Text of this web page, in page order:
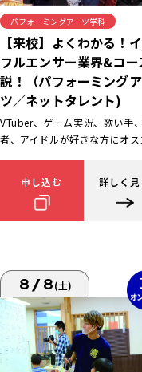
パフォーミングアーツ学科
【来校】よくわかる！
フルエンサー業界&コー
説！（パフォーミング
ツ／ネットタレント)
VTuber、ゲーム実況、歌い手
者、アイドルが好きな方にオス
申し込む 詳しく見
8/8(土)